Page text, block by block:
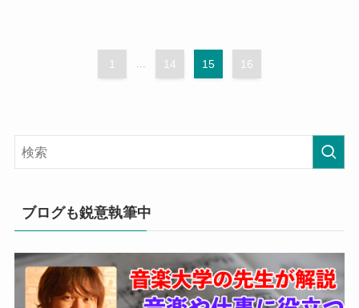
1 ... 14 15 16
ブログも鋭意執筆中